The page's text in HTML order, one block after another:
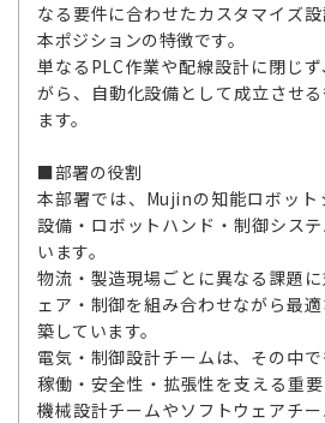
なる要件に合わせたカスタマイズ
本ポジションの特徴です。
単なるPLC作業や配線設計に閉じ
がら、自動化設備として成立させ
ます。
■部署の役割
本部署では、Mujinの知能ロボッ
設備・ロボットハンド・制御シス
います。
物流・製造現場ごとに異なる課題
ェア・制御を組み合わせながら最
築しています。
電気・制御設計チームは、その中
稼働・安全性・拡張性を支える重要
機械設計チームやソフトウェアチ